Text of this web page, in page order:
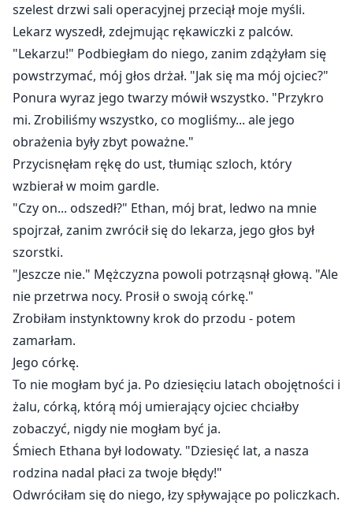
szelest drzwi sali operacyjnej przeciął moje myśli.
Lekarz wyszedł, zdejmując rękawiczki z palców.
"Lekarzu!" Podbiegłam do niego, zanim zdążyłam się
powstrzymać, mój głos drżał. "Jak się ma mój ojciec?"
Ponura wyraz jego twarzy mówił wszystko. "Przykro
mi. Zrobiliśmy wszystko, co mogliśmy... ale jego
obrażenia były zbyt poważne."
Przycisnęłam rękę do ust, tłumiąc szloch, który
wzbierał w moim gardle.
"Czy on... odszedł?" Ethan, mój brat, ledwo na mnie
spojrzał, zanim zwrócił się do lekarza, jego głos był
szorstki.
"Jeszcze nie." Mężczyzna powoli potrząsnął głową. "Ale
nie przetrwa nocy. Prosił o swoją córkę."
Zrobiłam instynktowny krok do przodu - potem
zamarłam.
Jego córkę.
To nie mogłam być ja. Po dziesięciu latach obojętności i
żalu, córką, którą mój umierający ojciec chciałby
zobaczyć, nigdy nie mogłam być ja.
Śmiech Ethana był lodowaty. "Dziesięć lat, a nasza
rodzina nadal płaci za twoje błędy!"
Odwróciłam się do niego, łzy spływające po policzkach.